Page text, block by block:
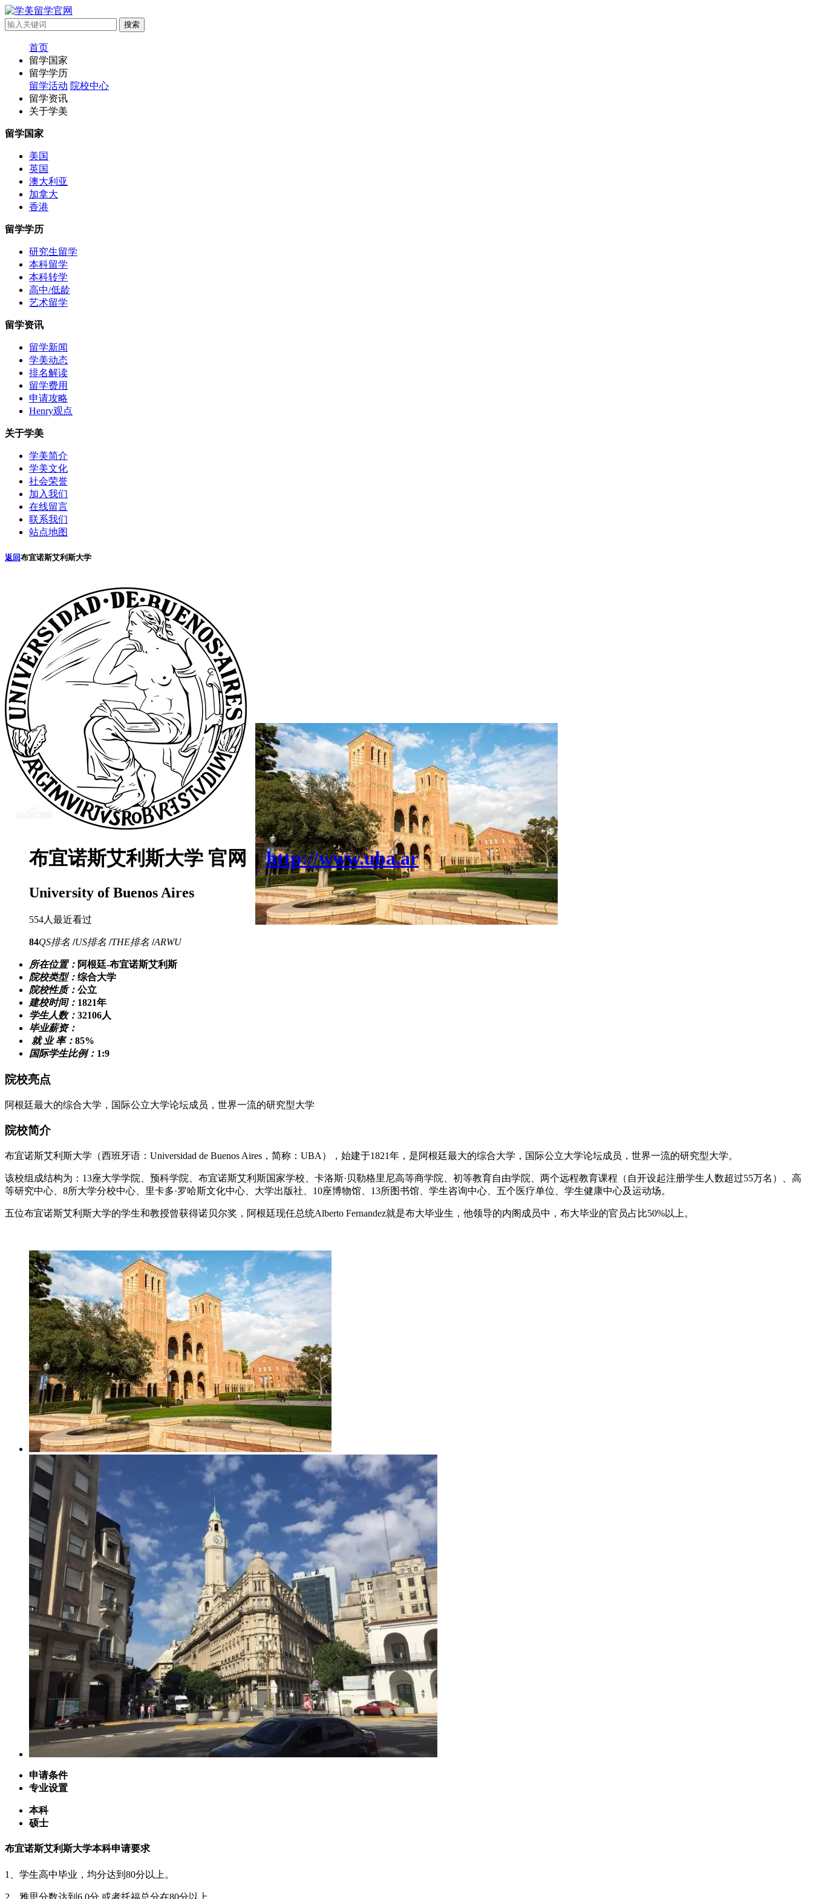
首页
留学国家
留学学历
留学活动 院校中心
留学资讯
关于学美
留学国家
美国
英国
澳大利亚
加拿大
香港
留学学历
研究生留学
本科留学
本科转学
高中/低龄
艺术留学
留学资讯
留学新闻
学美动态
排名解读
留学费用
申请攻略
Henry观点
关于学美
学美简介
学美文化
社会荣誉
加入我们
在线留言
联系我们
站点地图
返回布宜诺斯艾利斯大学
布宜诺斯艾利斯大学 官网：http://www.uba.ar
University of Buenos Aires
554人最近看过
84QS排名 /US排名 /THE排名 /ARWU
所在位置： 阿根廷-布宜诺斯艾利斯
院校类型： 综合大学
院校性质： 公立
建校时间： 1821年
学生人数： 32106人
毕业薪资：
就 业 率： 85%
国际学生比例： 1:9
院校亮点
阿根廷最大的综合大学，国际公立大学论坛成员，世界一流的研究型大学
院校简介
布宜诺斯艾利斯大学（西班牙语：Universidad de Buenos Aires，简称：UBA），始建于1821年，是阿根廷最大的综合大学，国际公立大学论坛成员，世界一流的研究型大学。
该校组成结构为：13座大学学院、预科学院、布宜诺斯艾利斯国家学校、卡洛斯·贝勒格里尼高等商学院、初等教育自由学院、两个远程教育课程（自开设起注册学生人数超过55万名）、高
等研究中心、8所大学分校中心、里卡多·罗哈斯文化中心、大学出版社、10座博物馆、13所图书馆、学生咨询中心、五个医疗单位、学生健康中心及运动场。
五位布宜诺斯艾利斯大学的学生和教授曾获得诺贝尔奖，阿根廷现任总统Alberto Fernandez就是布大毕业生，他领导的内阁成员中，布大毕业的官员占比50%以上。
申请条件
专业设置
本科
硕士
布宜诺斯艾利斯大学本科申请要求
1、学生高中毕业，均分达到80分以上。
2、雅思分数达到6.0分,或者托福总分在80分以上。